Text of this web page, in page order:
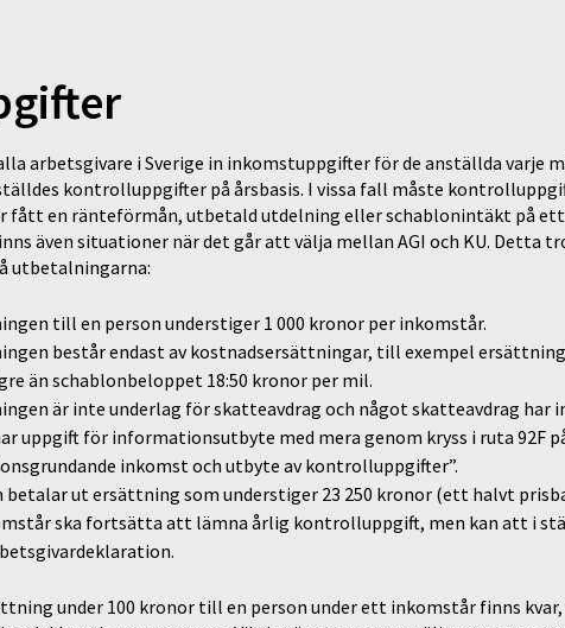
arbetsgivare i Sverige in inkomstuppgifter för de anställda varje
kontrolluppgifter på årsbasis. I vissa fall måste
fått en ränteförmån, utbetald utdelning eller schablonintäkt på ett
även situationer när det går att välja mellan AGI och KU. Detta
utbetalningarna:
till en person understiger 1 000 kronor per inkomstår.
består endast av kostnadsersättningar, till exempel
än schablonbeloppet 18:50 kronor per mil.
är inte underlag för skatteavdrag och något skatteavdrag har
uppgift för informationsutbyte med mera genom kryss i ruta 92F
inkomst och utbyte av kontrolluppgifter”.
ut ersättning som understiger 23 250 kronor (ett halvt
ska fortsätta att lämna årlig kontrolluppgift, men kan att i
under 100 kronor till en person under ett inkomstår finns kvar,